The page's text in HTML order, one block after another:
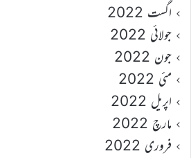
اگست 2022
جولائی 2022
جون 2022
مئی 2022
اپریل 2022
مارچ 2022
فروری 2022